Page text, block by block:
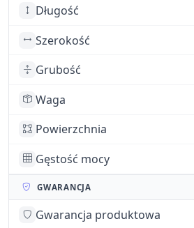
Długość
Szerokość
Grubość
Waga
Powierzchnia
Gęstość mocy
GWARANCJA
Gwarancja produktowa